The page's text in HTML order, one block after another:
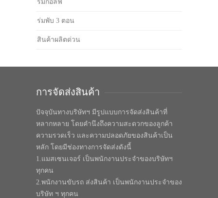
ร่มกอล์ฟ
ร่มพับ 3 ตอน
สินค้าผลิตด่วน
การจัดส่งสินค้า
ปัจจุบันทางบริษัทฯ มีรูปแบบการจัดส่งสินค้าที่
หลากหลาย โดยคำนึงถึงความสะดวกของลูกค้า
ความรวดเร็ว และความปลอดภัยของสินค้าเป็น
หลัก โดยมีช่องทางการจัดส่งดังนี้
1.แมสเซนเจอร์ เป็นพนักงานประจำของบริษัทฯ
ทุกคน
2.พนักงานขับรถ ส่งสินค้า เป็นพนักงานประจำของ
บริษัท ฯ ทุกคน